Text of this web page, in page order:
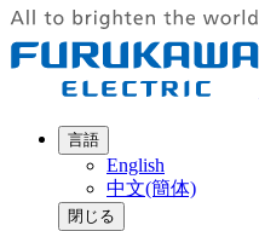
言語
English
中文(簡体)
閉じる